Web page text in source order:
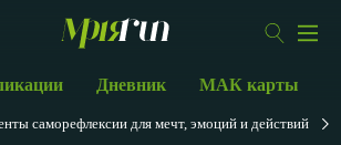
Дневник МАК карты
саморефлексии для мечт, эмоций и действий